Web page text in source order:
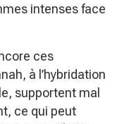
intenses face
ces
à l’hybridation
supportent mal
ce qui peut